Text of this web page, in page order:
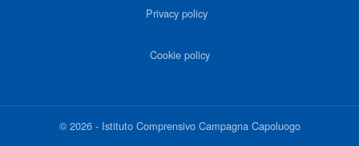
Privacy policy
Cookie policy
©2026- Istituto Comprensivo Campagna Capoluogo